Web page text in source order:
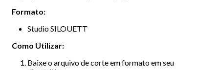
Formato:
Studio SILOUETT
Como Utilizar:
Baixe o arquivo de corte em formato em seu